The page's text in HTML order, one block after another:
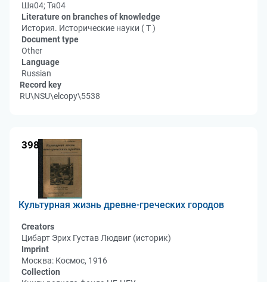
Шя04; Тя04
Literature on branches of knowledge
История. Исторические науки ( Т )
Document type
Other
Language
Russian
Record key
RU\NSU\elcopy\5538
398
Культурная жизнь древне-греческих городов
Creators
Цибарт Эрих Густав Людвиг (историк)
Imprint
Москва: Космос, 1916
Collection